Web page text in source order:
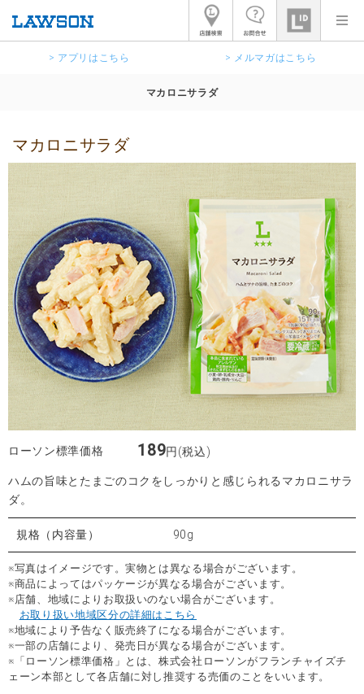
> アプリはこちら > メルマガはこちら
マカロニサラダ
マカロニサラダ
ローソン標準価格 189円(税込)
ハムの旨味とたまごのコクをしっかりと感じられるマカロニサラ
ダ。
規格（内容量） 90g
※写真はイメージです。実物とは異なる場合がございます。
※商品によってはパッケージが異なる場合がございます。
※店舗、地域によりお取扱いのない場合がございます。
お取り扱い地域区分の詳細はこちら
※地域により予告なく販売終了になる場合がございます。
※一部の店舗により、発売日が異なる場合がございます。
※「ローソン標準価格」とは、株式会社ローソンがフランチャイズチ
ェーン本部として各店舗に対し推奨する売価のことをいいます。